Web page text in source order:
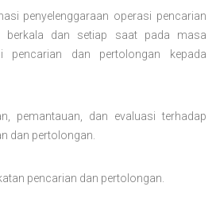
penyelenggaraan operasi pencarian
berkala dan setiap saat pada masa
pencarian dan pertolongan kepada
pemantauan, dan evaluasi terhadap
dan pertolongan.
pencarian dan pertolongan.